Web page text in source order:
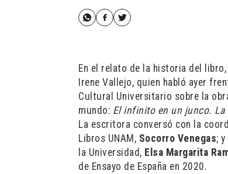
En el relato de la historia del
Irene Vallejo, quien habló ayer
Cultural Universitario sobre la
mundo: El infinito en un junco.
La escritora conversó con la
Libros UNAM, Socorro Venegas;
la Universidad, Elsa Margarita
de Ensayo de España en 2020.